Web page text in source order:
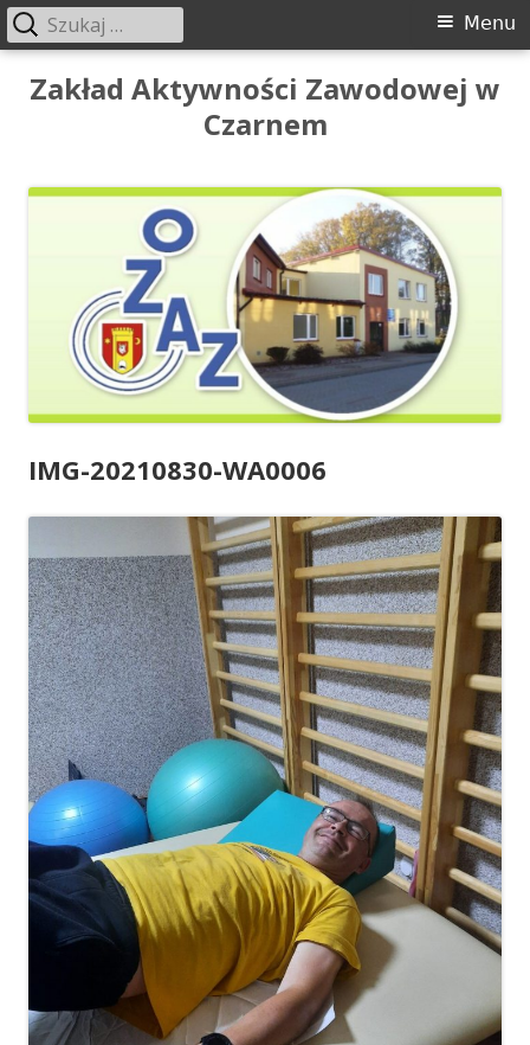
Przeskocz
Zakład Aktywności Zawodowej w
Czarnem
Menu
główne
Menu
Szukaj:
IMG-20210830-WA0006